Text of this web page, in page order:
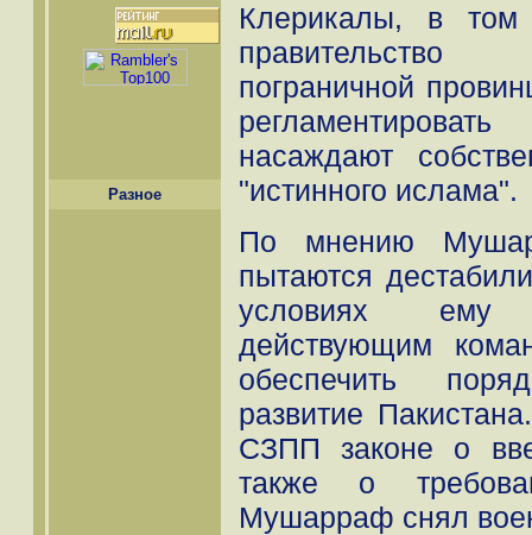
Разное
Клерикалы, в том
пограничной
насаждают
"истинного ислама".
По мнению
пытаются
условиях ему
действующим
обеспечить
развитие
СЗПП законе о
также о
Мушарраф снял